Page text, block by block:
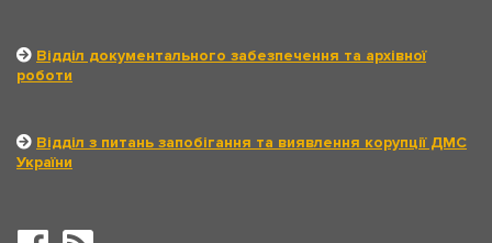
Відділ документального забезпечення та архівної
роботи
Відділ з питань запобігання та виявлення корупції ДМС
України